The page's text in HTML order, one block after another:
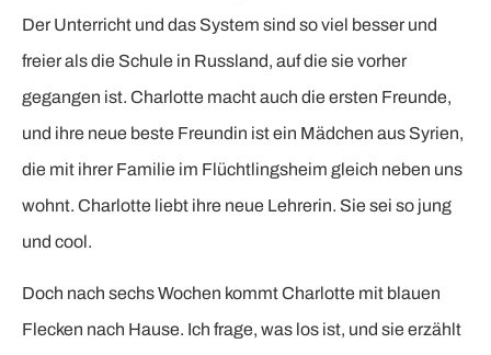
Der Unterricht und das System sind so viel besser und
freier als die Schule in Russland, auf die sie vorher
gegangen ist. Charlotte macht auch die ersten Freunde,
und ihre neue beste Freundin ist ein Mädchen aus Syrien,
die mit ihrer Familie im Flüchtlingsheim gleich neben uns
wohnt. Charlotte liebt ihre neue Lehrerin. Sie sei so jung
und cool.
Doch nach sechs Wochen kommt Charlotte mit blauen
Flecken nach Hause. Ich frage, was los ist, und sie erzählt